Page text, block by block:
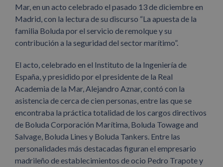
Mar, en un acto celebrado el pasado 13 de diciembre en
Madrid, con la lectura de su discurso “La apuesta de la
familia Boluda por el servicio de remolque y su
contribución a la seguridad del sector marítimo”.
El acto, celebrado en el Instituto de la Ingeniería de
España, y presidido por el presidente de la Real
Academia de la Mar, Alejandro Aznar, contó con la
asistencia de cerca de cien personas, entre las que se
encontraba la práctica totalidad de los cargos directivos
de Boluda Corporación Marítima, Boluda Towage and
Salvage, Boluda Lines y Boluda Tankers. Entre las
personalidades más destacadas figuran el empresario
madrileño de establecimientos de ocio Pedro Trapote y